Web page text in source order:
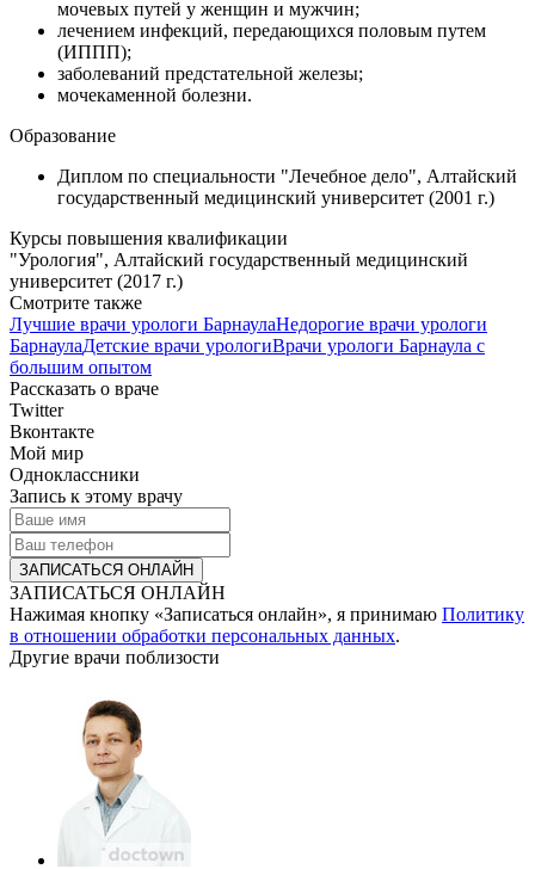
мочевых путей у женщин и мужчин;
лечением инфекций, передающихся половым путем
(ИППП);
заболеваний предстательной железы;
мочекаменной болезни.
Образование
Диплом по специальности "Лечебное дело", Алтайский
государственный медицинский университет (2001 г.)
Курсы повышения квалификации
"Урология", Алтайский государственный медицинский
университет (2017 г.)
Смотрите также
Лучшие врачи урологи БарнаулаНедорогие врачи урологи
БарнаулаДетские врачи урологиВрачи урологи Барнаула с
большим опытом
Рассказать о враче
Twitter
Вконтакте
Мой мир
Одноклассники
Запись к этому врачу
ЗАПИСАТЬСЯ ОНЛАЙН
Нажимая кнопку «Записаться онлайн», я принимаю Политику
в отношении обработки персональных данных.
Другие врачи поблизости